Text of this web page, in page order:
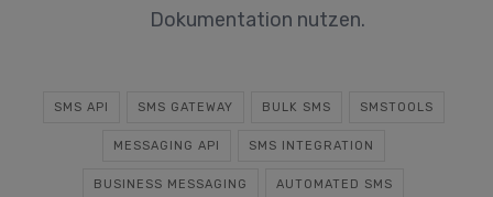
Dokumentation nutzen.
SMS API SMS GATEWAY BULK SMS SMSTOOLS
MESSAGING API SMS INTEGRATION
BUSINESS MESSAGING AUTOMATED SMS